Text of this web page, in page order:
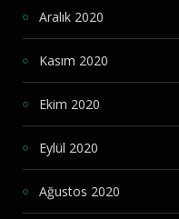
Aralık 2020
Kasım 2020
Ekim 2020
Eylül 2020
Ağustos 2020